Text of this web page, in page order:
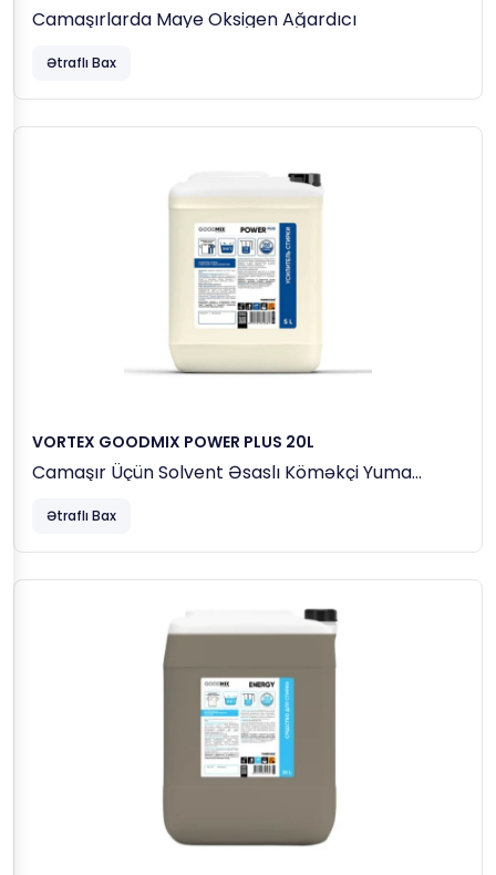
Camaşırlarda Maye Oksigen Ağardıcı
Ətraflı Bax
VORTEX GOODMIX POWER PLUS 20L
Camaşır Üçün Solvent Əsaslı Köməkçi Yuma
Ətraflı Bax